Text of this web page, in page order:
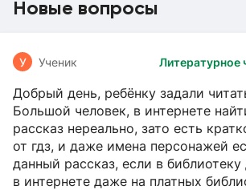
Новые вопросы
Литературное
У Ученик
Добрый день, ребёнку задали
Большой человек, в интернете
рассказ нереально, зато есть
от гдз, и даже имена персонажей
данный рассказ, если в библиотеку
в интернете даже на платных